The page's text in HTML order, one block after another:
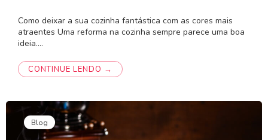
Como deixar a sua cozinha fantástica com as cores mais
atraentes Uma reforma na cozinha sempre parece uma boa
ideia.…
CONTINUE LENDO →
Blog